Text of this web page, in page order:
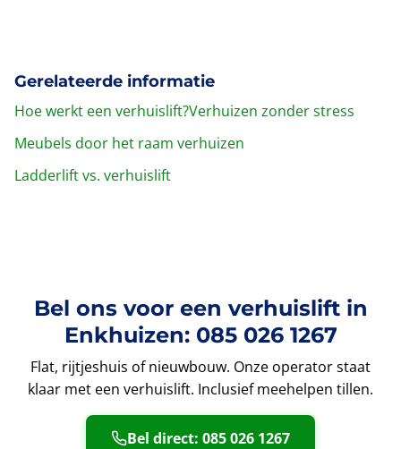
Gerelateerde informatie
Hoe werkt een verhuislift?Verhuizen zonder stress
Meubels door het raam verhuizen
Ladderlift vs. verhuislift
Bel ons voor een verhuislift in
Enkhuizen: 085 026 1267
Flat, rijtjeshuis of nieuwbouw. Onze operator staat
klaar met een verhuislift. Inclusief meehelpen tillen.
Bel direct: 085 026 1267